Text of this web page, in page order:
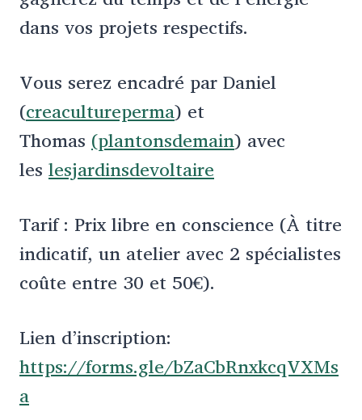
dans vos projets respectifs.
Vous serez encadré par Daniel
(creacultureperma) et
Thomas (plantonsdemain) avec
les lesjardinsdevoltaire
Tarif : Prix libre en conscience (À titre
indicatif, un atelier avec 2 spécialistes
coûte entre 30 et 50€).
Lien d’inscription:
https://forms.gle/bZaCbRnxkcqVXMs
a